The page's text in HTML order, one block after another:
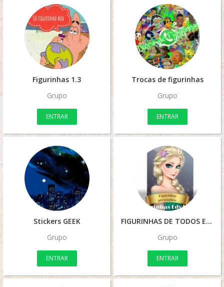
Figurinhas 1.3
Grupo
ENTRAR
Trocas de figurinhas
Grupo
ENTRAR
Stickers GEEK
Grupo
ENTRAR
FIGURINHAS DE TODOS ESTILOS
Grupo
ENTRAR